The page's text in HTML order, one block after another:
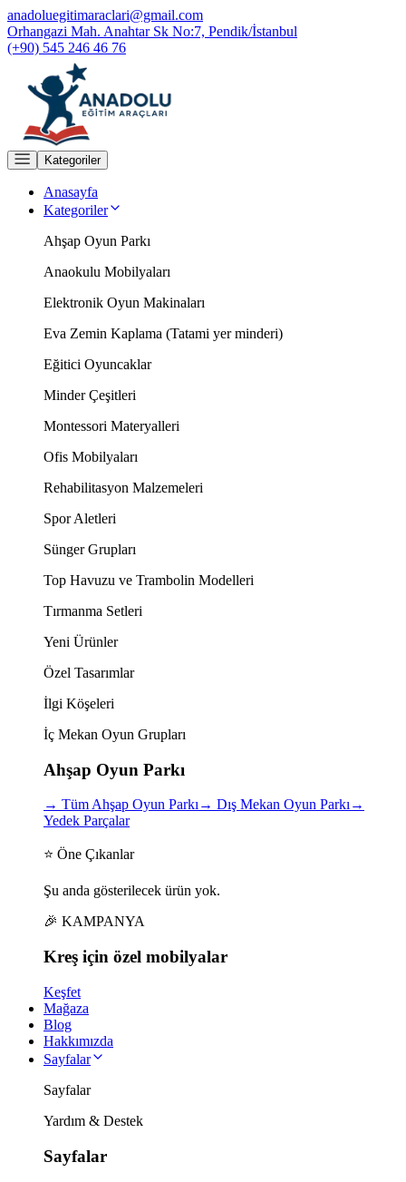
anadoluegitimaraclari@gmail.com
Orhangazi Mah. Anahtar Sk No:7, Pendik/İstanbul
(+90) 545 246 46 76
Kategoriler
Anasayfa
Kategoriler
Ahşap Oyun Parkı
Anaokulu Mobilyaları
Elektronik Oyun Makinaları
Eva Zemin Kaplama (Tatami yer minderi)
Eğitici Oyuncaklar
Minder Çeşitleri
Montessori Materyalleri
Ofis Mobilyaları
Rehabilitasyon Malzemeleri
Spor Aletleri
Sünger Grupları
Top Havuzu ve Trambolin Modelleri
Tırmanma Setleri
Yeni Ürünler
Özel Tasarımlar
İlgi Köşeleri
İç Mekan Oyun Grupları
Ahşap Oyun Parkı
→ Tüm Ahşap Oyun Parkı→ Dış Mekan Oyun Parkı→
Yedek Parçalar
⭐ Öne Çıkanlar
Şu anda gösterilecek ürün yok.
🎉 KAMPANYA
Kreş için özel mobilyalar
Keşfet
Mağaza
Blog
Hakkımızda
Sayfalar
Sayfalar
Yardım & Destek
Sayfalar